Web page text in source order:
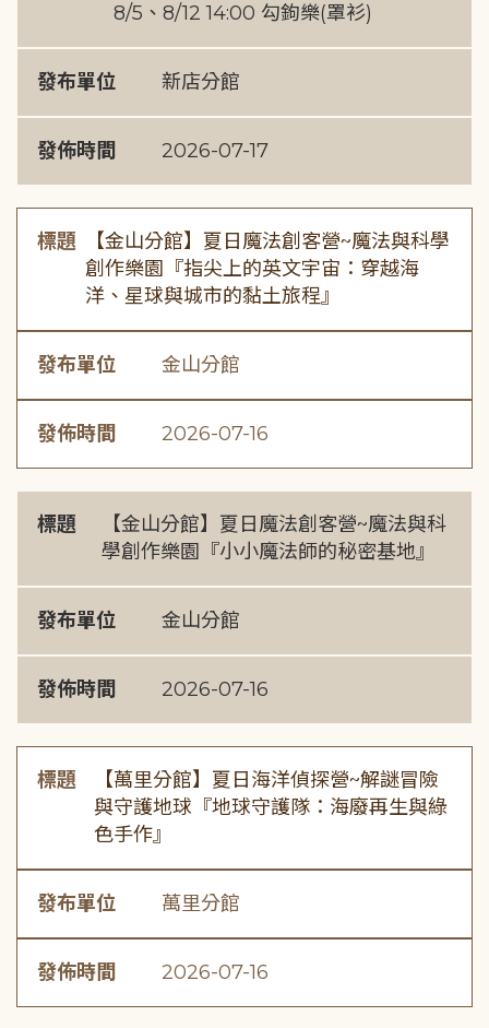
8/5、8/12 14:00 勾鉤樂(罩衫)
發布單位 新店分館
發佈時間 2026-07-17
標題
【金山分館】夏日魔法創客營~魔法與科學
創作樂園『指尖上的英文宇宙：穿越海
洋、星球與城市的黏土旅程』
發布單位 金山分館
發佈時間 2026-07-16
標題
【金山分館】夏日魔法創客營~魔法與科
學創作樂園『小小魔法師的秘密基地』
發布單位 金山分館
發佈時間 2026-07-16
標題
【萬里分館】夏日海洋偵探營~解謎冒險
與守護地球『地球守護隊：海廢再生與綠
色手作』
發布單位 萬里分館
發佈時間 2026-07-16